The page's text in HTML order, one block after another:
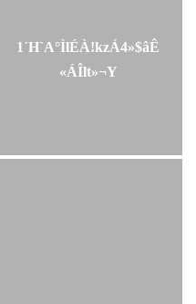
1´H`A°ÌlÉÀ!kzÁ4»$âÊ
«ÁÎlt»¬Y